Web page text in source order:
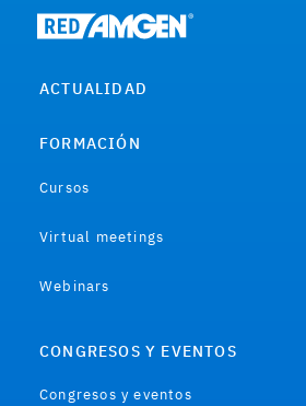
ACTUALIDAD
FORMACIÓN
Cursos
Virtual meetings
Webinars
CONGRESOS Y EVENTOS
Congresos y eventos